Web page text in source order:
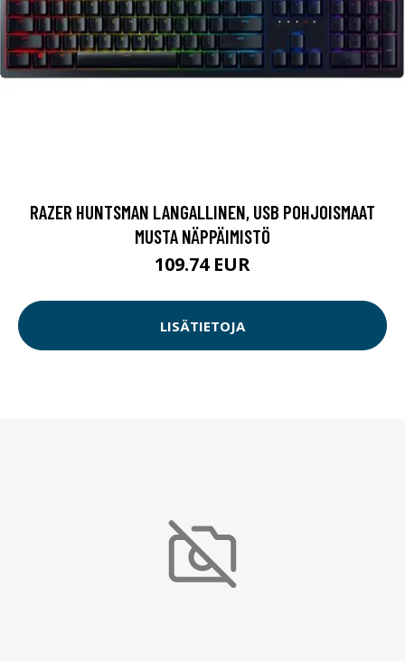
RAZER HUNTSMAN LANGALLINEN, USB POHJOISMAAT
MUSTA NÄPPÄIMISTÖ
109.74 EUR
LISÄTIETOJA